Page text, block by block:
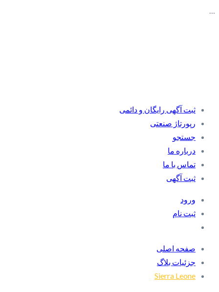
…
ثبت آگهی رایگان و دائمی
رپورتاژ صنعتی
جستجو
درباره ما
تماس با ما
ثبت آگهی
ورود
ثبت نام
صفحه اصلی
جزئیات بلاگ
Sierra Leone